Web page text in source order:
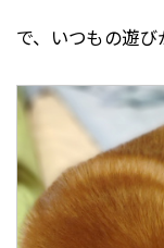
で、いつもの遊び